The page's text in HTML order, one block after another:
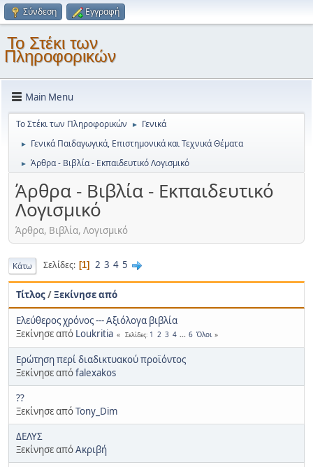
Σύνδεση Εγγραφή
Το Στέκι των
Πληροφορικών
Main Menu
Το Στέκι των Πληροφορικών ► Γενικά
► Γενικά Παιδαγωγικά, Επιστημονικά και Τεχνικά Θέματα
► Άρθρα - Βιβλία - Εκπαιδευτικό Λογισμικό
Άρθρα - Βιβλία - Εκπαιδευτικό
Λογισμικό
Άρθρα, Βιβλία, Λογισμικό
Κάτω Σελίδες 1 2 3 4 5
Τίτλος/Ξεκίνησε από
Ελεύθερος χρόνος --- Αξιόλογα βιβλία
Ξεκίνησε από Loukritia Σελίδες 1 2 3 4 ... 6 Όλοι
Ερώτηση περί διαδικτυακού προϊόντος
Ξεκίνησε απόfalexakos
??
Ξεκίνησε απόTony_Dim
ΔΕΛΥΣ
Ξεκίνησε απόΑκριβή